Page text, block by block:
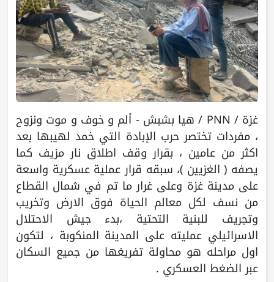
غزة / PNN / هيا بشبش - ألم و خوف و موت ونزوح
، مفردات تختصر حرب الإبادة التي خمد لهيبها بعد
اكثر من عامين ، بقرار وقف اطلاق نار مزيف كما
يصفه ( الغزيين )، سبقه قرار عملية عسكرية واسعة
على مدينة غزة وعلى غرار ما تم في شمال القطاع
من نسف لكل معالم الحياة فوق الارض وتخريب
وتجريف للبنية التحتية ،بدء جيش الاحتلال
الاسرائيلي عمليته على المدينة المنكوبة ، لتكون
اول مراحله هو محاولة تفريغها من جميع السكان
عبر الضغط العسكري .